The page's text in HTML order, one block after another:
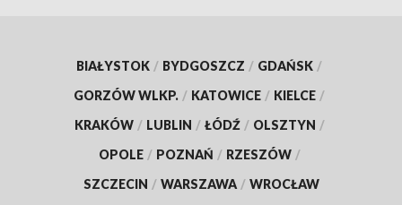
BIAŁYSTOK / BYDGOSZCZ / GDAŃSK /
GORZÓW WLKP. / KATOWICE / KIELCE /
KRAKÓW / LUBLIN / ŁÓDŹ / OLSZTYN /
OPOLE / POZNAŃ / RZESZÓW /
SZCZECIN / WARSZAWA / WROCŁAW